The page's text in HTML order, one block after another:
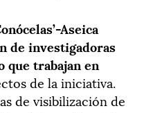
Aseica
de investigadoras
que trabajan en
de la iniciativa.
de visibilización de